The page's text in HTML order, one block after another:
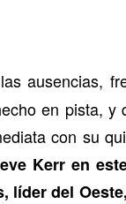
ausencias,
en pista, y
con su
Kerr en
líder del